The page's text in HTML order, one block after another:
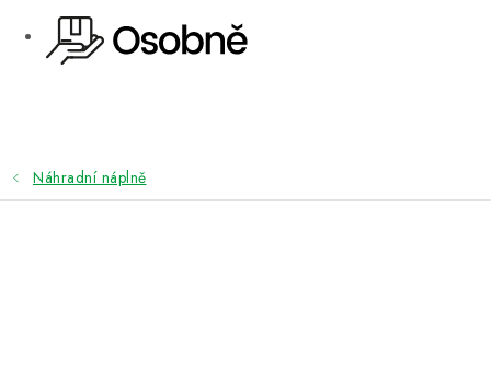
Náhradní náplně